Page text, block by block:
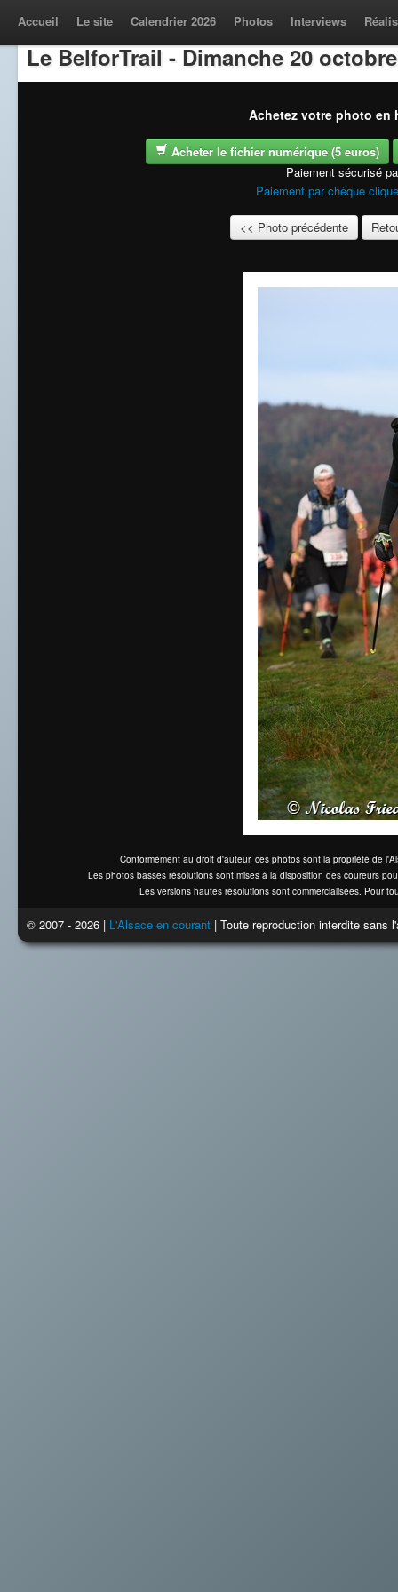
Accueil Le site Calendrier 2026 Photos Interviews
Le BelforTrail - Dimanche 20
Achetez votre photo en
Acheter le fichier numérique (5 euros)
Paiement sécurisé
Paiement par chèque
<< Photo précédente
Conformément au droit d'auteur, ces photos sont la propriété de
Les photos basses résolutions sont mises à la disposition des coureurs
Les versions hautes résolutions sont commercialisées. Pour
© 2007 - 2026 | L'Alsace en courant | Toute reproduction interdite sans